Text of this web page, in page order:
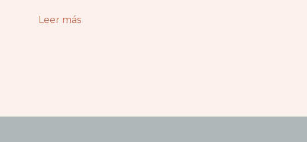
Leer más